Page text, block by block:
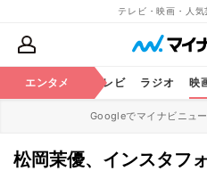
テレビ・映画・人
エンタメ
芸能 テレビ ラジオ 映
Googleでマイナビニュ
松岡茉優、インスタフ